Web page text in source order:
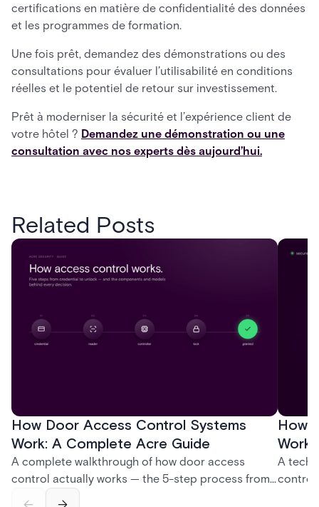
certifications en matière de confidentialité des données
et les programmes de formation.
Une fois prêt, demandez des démonstrations ou des
consultations pour évaluer l’utilisabilité en conditions
réelles et le potentiel de retour sur investissement.
Prêt à moderniser la sécurité et l’expérience client de
votre hôtel ? Demandez une démonstration ou une
consultation avec nos experts dès aujourd’hui.
Related Posts
How Door Access Control Systems
Work: A Complete Acre Guide
A complete walkthrough of how door access
control actually works — the 5-step process from
How
A
control